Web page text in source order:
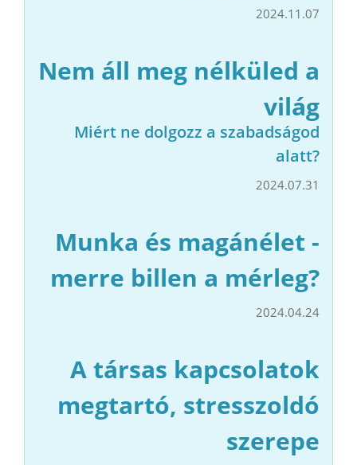
2024.11.07
Nem áll meg nélküled a
világ
Miért ne dolgozz a szabadságod
alatt?
2024.07.31
Munka és magánélet -
merre billen a mérleg?
2024.04.24
A társas kapcsolatok
megtartó, stresszoldó
szerepe